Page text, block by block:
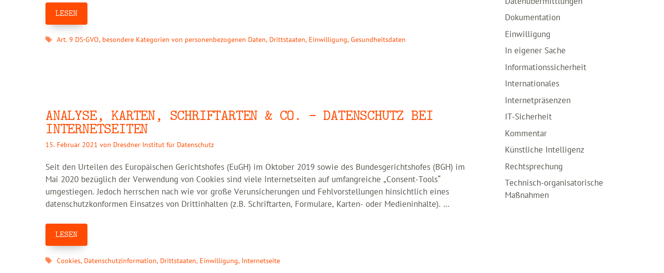
LESEN
Schlagwörter
Art. 9 DS-GVO, besondere Kategorien von personenbezogenen Daten, Drittstaaten, Einwilligung,Gesundheitsdaten
ANALYSE, KARTEN, SCHRIFTARTEN & CO. – DATENSCHUTZ BEI
INTERNETSEITEN
15. Februar 2021 von Dresdner Institut für Datenschutz
Seit den Urteilen des Europäischen Gerichtshofes (EuGH) im Oktober 2019 sowie des Bundesgerichtshofes (BGH) im
Mai 2020 bezüglich der Verwendung von Cookies sind viele Internetseiten auf umfangreiche „Consent-Tools“
umgestiegen. Jedoch herrschen nach wie vor große Verunsicherungen und Fehlvorstellungen hinsichtlich eines
datenschutzkonformen Einsatzes von Drittinhalten (z.B. Schriftarten, Formulare, Karten- oder Medieninhalte). …
LESEN
Schlagwörter
Cookies, Datenschutzinformation, Drittstaaten, Einwilligung, Internetseite
Dokumentation
Einwilligung
In eigener Sache
Informationssicherheit
Internationales
Internetpräsenzen
IT-Sicherheit
Kommentar
Künstliche Intelligenz
Rechtsprechung
Technisch-organisatorische
Maßnahmen